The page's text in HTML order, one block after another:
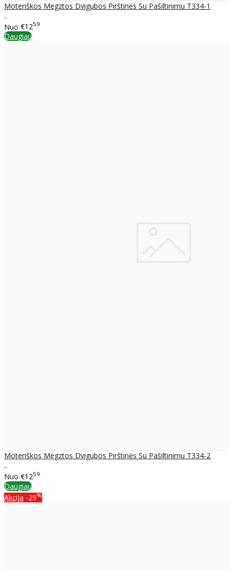
Moteriškos Megztos Dvigubos Pirštinės Su Pašiltinimu T334-1
..
Nuo €1259
Daugiau
Moteriškos Megztos Dvigubos Pirštinės Su Pašiltinimu T334-2
..
Nuo €1259
Daugiau
Akcija -29%